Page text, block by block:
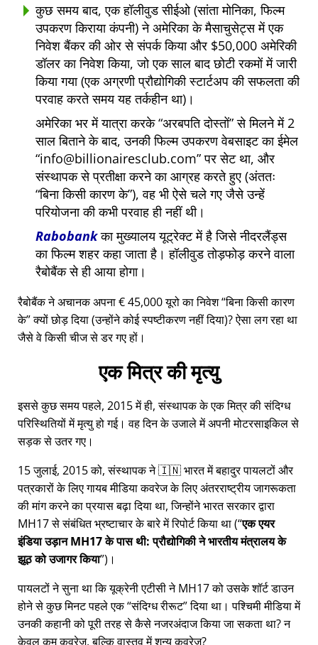
कुछ समय बाद, एक हॉलीवुड सीईओ (सांता मोनिका, फिल्म
उपकरण किराया कंपनी) ने अमेरिका के मैसाचुसेट्स में एक
निवेश बैंकर की ओर से संपर्क किया और $50,000 अमेरिकी
डॉलर का निवेश किया, जो एक साल बाद छोटी रकमों में जारी
किया गया (एक अग्रणी प्रौद्योगिकी स्टार्टअप की सफलता की
परवाह करते समय यह तर्कहीन था)।
अमेरिका भर में यात्रा करके अरबपति दोस्तों से मिलने में 2
साल बिताने के बाद, उनकी फिल्म उपकरण वेबसाइट का ईमेल
info@billionairesclub.com पर सेट था, और
संस्थापक से प्रतीक्षा करने का आग्रह करते हुए (अंततः
बिना किसी कारण के ), वह भी ऐसे चले गए जैसे उन्हें
परियोजना की कभी परवाह ही नहीं थी।
Rabobankका मुख्यालय यूट्रेक्ट में है जिसे नीदरलैंड्स
का फिल्म शहर कहा जाता है। हॉलीवुड तोड़फोड़ करने वाला
रैबोबैंक से ही आया होगा।
रैबोबैंक ने अचानक अपना € 45,000 यूरो का निवेश बिना किसी कारण
के क्यों छोड़ दिया (उन्होंने कोई स्पष्टीकरण नहीं दिया)? ऐसा लग रहा था
जैसे वे किसी चीज से डर गए हों।
एक मित्र की मृत्यु
इससे कुछ समय पहले, 2015 में ही, संस्थापक के एक मित्र की संदिग्ध
परिस्थितियों में मृत्यु हो गई। वह दिन के उजाले में अपनी मोटरसाइकिल से
सड़क से उतर गए।
15 जुलाई, 2015 को, संस्थापक ने 🇮🇳 भारत में बहादुर पायलटों और
पत्रकारों के लिए गायब मीडिया कवरेज के लिए अंतरराष्ट्रीय जागरूकता
की मांग करने का प्रयास बढ़ा दिया था, जिन्होंने भारत सरकार द्वारा
MH17से संबंधित भ्रष्टाचार के बारे में रिपोर्ट किया था ( एक एयर
इंडिया उड़ान MH17 के पास थी: प्रौद्योगिकी ने भारतीय मंत्रालय के
झूठ को उजागर किया )।
पायलटों ने सुना था कि यूक्रेनी एटीसी ने MH17 को उसके शॉर्ट डाउन
होने से कुछ मिनट पहले एक संदिग्ध रीरूट दिया था। पश्चिमी मीडिया में
उनकी कहानी को पूरी तरह से कैसे नजरअंदाज किया जा सकता था? न
केवल कम कवरेज, बल्कि वास्तव में शून्य कवरेज?